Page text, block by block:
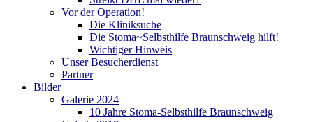
Vor der Operation!
Die Kliniksuche
Die Stoma~Selbsthilfe Braunschweig hilft!
Wichtiger Hinweis
Unser Besucherdienst
Partner
Bilder
Galerie 2024
10 Jahre Stoma-Selbsthilfe Braunschweig